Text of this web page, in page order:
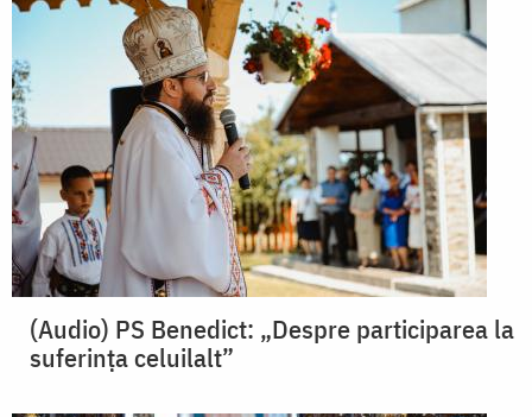
(Audio) PS Benedict: „Despre participarea la
suferința celuilalt”